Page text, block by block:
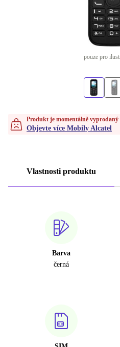
pouze pro
Produkt je momentálně vyprodaný
Objevte více Mobily Alcatel
Vlastnosti produktu
Barva
černá